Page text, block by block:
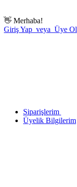
👋 Merhaba!
Giriş Yap veya Üye Ol
Siparişlerim
Üyelik Bilgilerim